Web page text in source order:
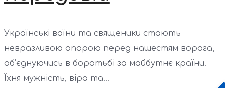
Українські воїни та священики стають
невразливою опорою перед нашестям ворога,
об’єднуючись в боротьбі за майбутнє країни.
Їхня мужність, віра та...